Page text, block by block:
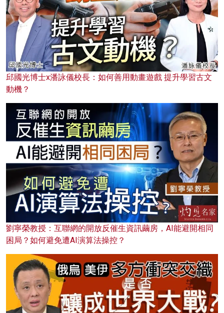
邱國光博士x潘詠儀校長：如何善用動畫遊戲 提升學習古文
動機？
劉寧榮教授：互聯網的開放反催生資訊繭房，AI能避開相同
困局？如何避免遭AI演算法操控？